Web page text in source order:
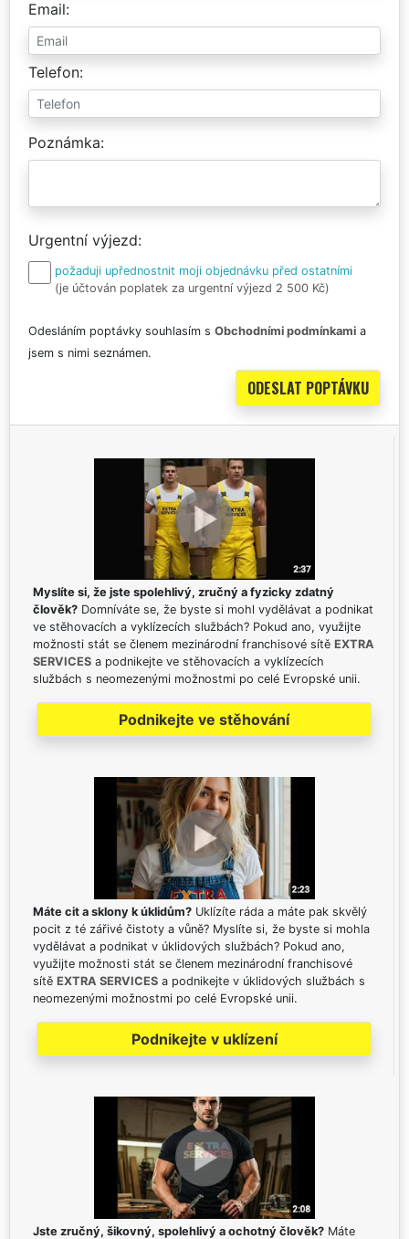
Email
Telefon
Poznámka
Urgentní výjezd
požaduji upřednostnit moji objednávku před ostatními
(je účtován poplatek za urgentní výjezd 2 500 Kč)
Odesláním poptávky souhlasím s Obchodními podmínkami a
jsem s nimi seznámen.
Myslíte si, že jste spolehlivý, zručný a fyzicky zdatný
člověk? Domníváte se, že byste si mohl vydělávat a podnikat
ve stěhovacích a vyklízecích službách? Pokud ano, využijte
možnosti stát se členem mezinárodní franchisové sítě EXTRA
SERVICES a podnikejte ve stěhovacích a vyklízecích
službách s neomezenými možnostmi po celé Evropské unii.
Podnikejte ve stěhování
Máte cit a sklony k úklidům? Uklízíte ráda a máte pak skvělý
pocit z té zářivé čistoty a vůně? Myslíte si, že byste si mohla
vydělávat a podnikat v úklidových službách? Pokud ano,
využijte možnosti stát se členem mezinárodní franchisové
sítě EXTRA SERVICES a podnikejte v úklidových službách s
neomezenými možnostmi po celé Evropské unii.
Podnikejte v uklízení
Jste zručný, šikovný, spolehlivý a ochotný člověk? Máte